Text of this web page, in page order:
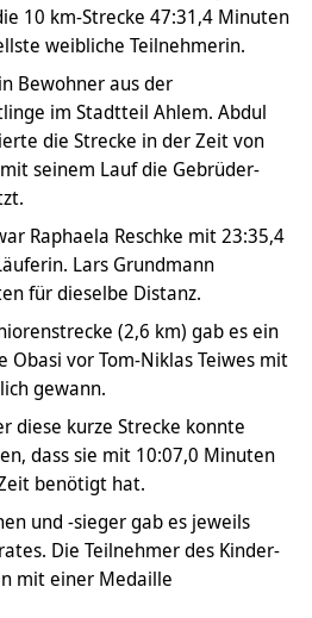
10 km-Strecke 47:31,4 Minuten
weibliche Teilnehmerin.
Bewohner aus der
im Stadtteil Ahlem. Abdul
die Strecke in der Zeit von
seinem Lauf die Gebrüder-
Raphaela Reschke mit 23:35,4
Lars Grundmann
für dieselbe Distanz.
(2,6 km) gab es ein
Obasi vor Tom-Niklas Teiwes mit
gewann.
diese kurze Strecke konnte
dass sie mit 10:07,0 Minuten
benötigt hat.
und -sieger gab es jeweils
Die Teilnehmer des Kinder-
mit einer Medaille